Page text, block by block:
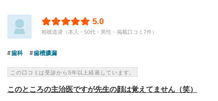
5.0
相模道灌（本人・50代・男性・掲載口コミ7件）
歯科 歯槽膿漏
この口コミは受診から5年以上経過しています。
このところの主治医ですが先生の顔は覚えてません（笑）